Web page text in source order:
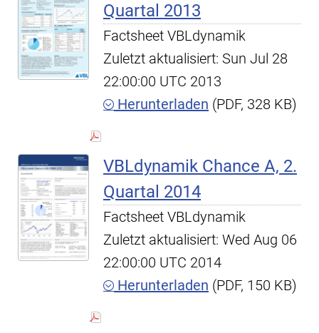
Quartal 2013
Factsheet VBLdynamik
Zuletzt aktualisiert: Sun Jul 28
22:00:00 UTC 2013
Herunterladen (PDF, 328 KB)
VBLdynamik Chance A, 2.
Quartal 2014
Factsheet VBLdynamik
Zuletzt aktualisiert: Wed Aug 06
22:00:00 UTC 2014
Herunterladen (PDF, 150 KB)